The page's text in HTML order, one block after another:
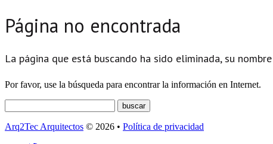
Página no encontrada
La página que está buscando ha sido eliminada, su
Por favor, use la búsqueda para encontrar la información en Internet.
Arq2Tec Arquitectos © 2026 • Política de privacidad